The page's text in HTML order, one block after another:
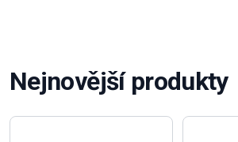
Nejnovější produkty